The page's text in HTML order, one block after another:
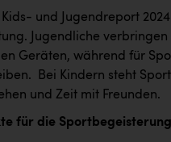
Kids- und Jugendreport
Jugendliche
Geräten, während für
Bei Kindern steht
und Zeit mit Freunden.
für die